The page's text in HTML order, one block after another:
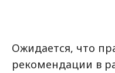
Ожидается, что
рекомендации в